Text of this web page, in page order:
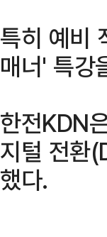
특히 예비
매너' 특강
한전KDN
지털 전환
했다.